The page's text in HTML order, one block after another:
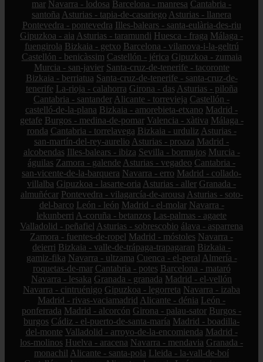
mar Navarra - lodosa Barcelona - manresa Cantabria -
santoña Asturias - tapia-de-casariego Asturias - llanera
Pontevedra - pontevedra Illes-balears - santa-eulària-des-riu
Gipuzkoa - aia Asturias - taramundi Huesca - fraga Málaga -
fuengirola Bizkaia - getxo Barcelona - vilanova-i-la-geltrú
Castellón - benicàssim Castellón - jérica Gipuzkoa - zumaia
Murcia - san-javier Santa-cruz-de-tenerife - tacoronte
Bizkaia - berriatua Santa-cruz-de-tenerife - santa-cruz-de-
tenerife La-rioja - calahorra Girona - das Asturias - piloña
Cantabria - santander Alicante - torrevieja Castellón -
castelló-de-la-plana Bizkaia - amorebieta-etxano Madrid -
getafe Burgos - medina-de-pomar Valencia - xàtiva Málaga -
ronda Cantabria - torrelavega Bizkaia - urduliz Asturias -
san-martín-del-rey-aurelio Asturias - proaza Madrid -
alcobendas Illes-balears - ibiza Sevilla - bormujos Murcia -
águilas Zamora - galende Asturias - vegadeo Cantabria -
san-vicente-de-la-barquera Navarra - erro Madrid - collado-
villalba Gipuzkoa - lasarte-oria Asturias - aller Granada -
almuñécar Pontevedra - vilagarcía-de-arousa Asturias - soto-
del-barco León - león Madrid - el-molar Navarra -
lekunberri A-coruña - betanzos Las-palmas - agaete
Valladolid - peñafiel Asturias - sobrescobio álava - asparrena
Zamora - fuentes-de-ropel Madrid - móstoles Navarra -
deierri Bizkaia - valle-de-trápaga-trapagaran Bizkaia -
gamiz-fika Navarra - ultzama Cuenca - el-peral Almería -
roquetas-de-mar Cantabria - potes Barcelona - mataró
Navarra - lesaka Granada - granada Madrid - el-vellón
Navarra - cintruénigo Gipuzkoa - legorreta Navarra - izaba
Madrid - rivas-vaciamadrid Alicante - dénia León -
ponferrada Madrid - alcorcón Girona - palau-sator Burgos -
burgos Cádiz - el-puerto-de-santa-maría Madrid - boadilla-
del-monte Valladolid - arroyo-de-la-encomienda Madrid -
los-molinos Huelva - aracena Navarra - mendavia Granada -
monachil Alicante - santa-pola Lleida - la-vall-de-boí